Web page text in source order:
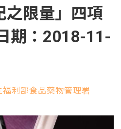
之限量」四項
期：2018-11-
福利部食品藥物管理署